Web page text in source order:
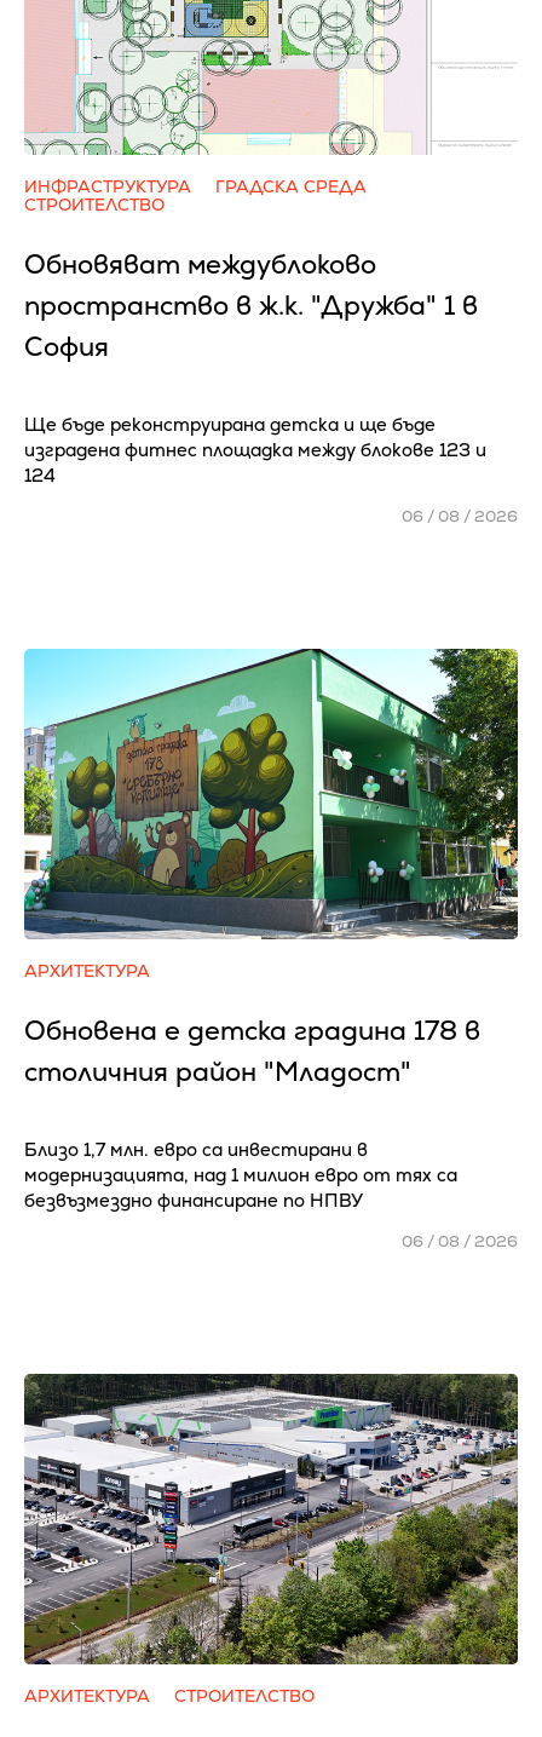
ИНФРАСТРУКТУРА
ГРАДСКА СРЕДА
СТРОИТЕЛСТВО
Обновяват междублоково
пространство в ж.к. "Дружба" 1 в
София
Ще бъде реконструирана детска и ще бъде
изградена фитнес площадка между блокове 123 и
124
06 / 08 / 2026
АРХИТЕКТУРА
Обновена е детска градина 178 в
столичния район "Младост"
Близо 1,7 млн. евро са инвестирани в
модернизацията, над 1 милион евро от тях са
безвъзмездно финансиране по НПВУ
06 / 08 / 2026
АРХИТЕКТУРА СТРОИТЕЛСТВО